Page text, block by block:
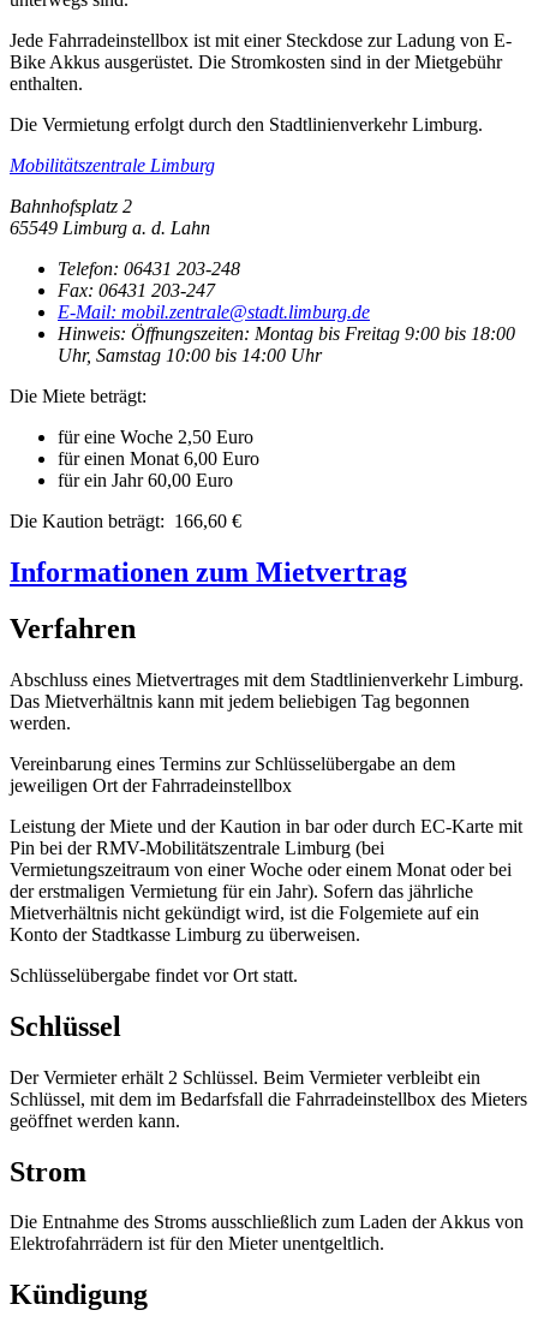
Jede Fahrradeinstellbox ist mit einer Steckdose zur Ladung von E-
Bike Akkus ausgerüstet. Die Stromkosten sind in der Mietgebühr
enthalten.
Die Vermietung erfolgt durch den Stadtlinienverkehr Limburg.
Mobilitätszentrale Limburg
Bahnhofsplatz 2
65549 Limburg a. d. Lahn
Telefon: 06431 203-248
Fax: 06431 203-247
E-Mail: mobil.zentrale@stadt.limburg.de
Hinweis: Öffnungszeiten: Montag bis Freitag 9:00 bis 18:00
Uhr, Samstag 10:00 bis 14:00 Uhr
Die Miete beträgt:
für eine Woche 2,50 Euro
für einen Monat 6,00 Euro
für ein Jahr 60,00 Euro
Die Kaution beträgt: 166,60 €
Informationen zum Mietvertrag
Verfahren
Abschluss eines Mietvertrages mit dem Stadtlinienverkehr Limburg.
Das Mietverhältnis kann mit jedem beliebigen Tag begonnen
werden.
Vereinbarung eines Termins zur Schlüsselübergabe an dem
jeweiligen Ort der Fahrradeinstellbox
Leistung der Miete und der Kaution in bar oder durch EC-Karte mit
Pin bei der RMV-Mobilitätszentrale Limburg (bei
Vermietungszeitraum von einer Woche oder einem Monat oder bei
der erstmaligen Vermietung für ein Jahr). Sofern das jährliche
Mietverhältnis nicht gekündigt wird, ist die Folgemiete auf ein
Konto der Stadtkasse Limburg zu überweisen.
Schlüsselübergabe findet vor Ort statt.
Schlüssel
Der Vermieter erhält 2 Schlüssel. Beim Vermieter verbleibt ein
Schlüssel, mit dem im Bedarfsfall die Fahrradeinstellbox des Mieters
geöffnet werden kann.
Strom
Die Entnahme des Stroms ausschließlich zum Laden der Akkus von
Elektrofahrrädern ist für den Mieter unentgeltlich.
Kündigung